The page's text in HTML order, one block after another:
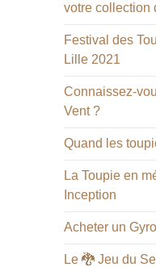
votre collection
Festival des
Lille 2021
Connaissez-
Vent ?
Quand les
La Toupie en
Inception
Acheter un
Le 🐉 Jeu du